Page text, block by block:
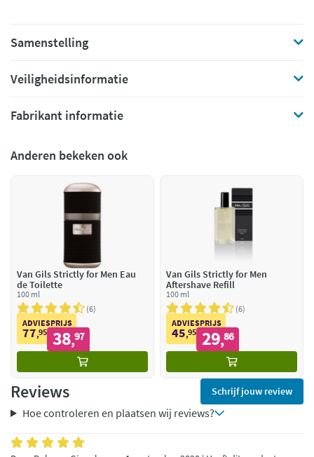
Samenstelling
Veiligheidsinformatie
Fabrikant informatie
Anderen bekeken ook
Van Gils Strictly for Men Eau
de Toilette
100 ml
6
ADVIESPRIJS
77,95 38,97
Van Gils Strictly for Men
Aftershave Refill
100 ml
6
ADVIESPRIJS
45,95 29,86
Reviews Schrijf jouw review
Hoe controleren en plaatsen wij reviews?